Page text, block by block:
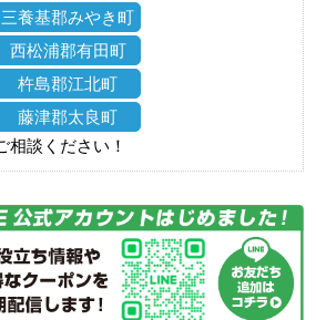
三養基郡みやき町
西松浦郡有田町
杵島郡江北町
藤津郡太良町
相談ください！